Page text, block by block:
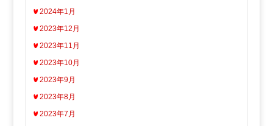
2024年1月
2023年12月
2023年11月
2023年10月
2023年9月
2023年8月
2023年7月